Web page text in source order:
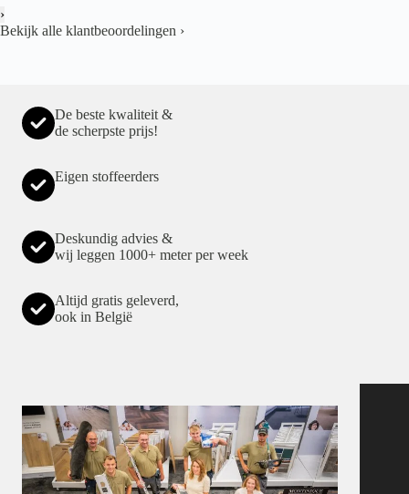
›
Bekijk alle klantbeoordelingen ›
De beste kwaliteit &
de scherpste prijs!
Eigen stoffeerders
Deskundig advies &
wij leggen 1000+ meter per week
Altijd gratis geleverd,
ook in België